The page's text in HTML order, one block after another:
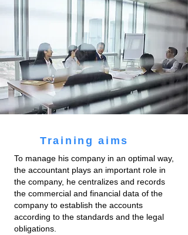
Training aims
To manage his company in an optimal way,
the accountant plays an important role in
the company, he centralizes and records
the commercial and financial data of the
company to establish the accounts
according to the standards and the legal
obligations.